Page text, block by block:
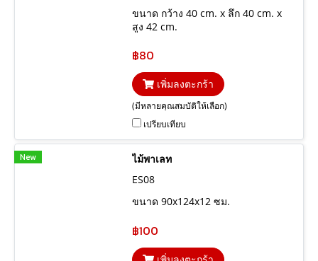
ขนาด กว้าง 40 cm. x ลึก 40 cm. x
สูง 42 cm.
฿80
เพิ่มลงตะกร้า
(มีหลายคุณสมบัติให้เลือก)
เปรียบเทียบ
New
ไม้พาเลท
ES08
ขนาด 90x124x12 ซม.
฿100